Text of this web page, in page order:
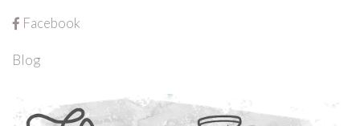
Facebook
Blog